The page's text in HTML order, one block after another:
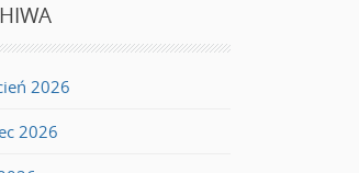
2026
2026